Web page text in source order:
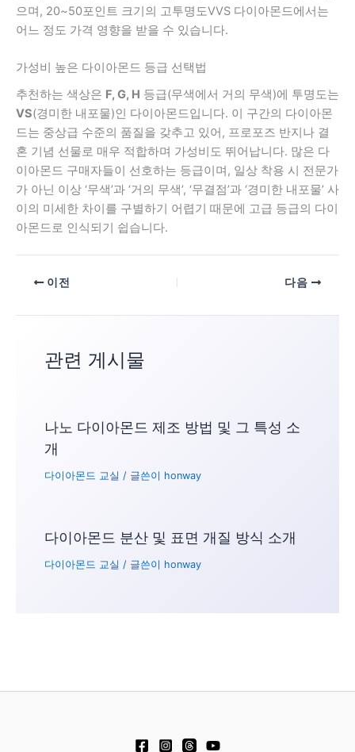
으며, 20~50포인트 크기의 고투명도VVS 다이아몬드에서는
어느 정도 가격 영향을 받을 수 있습니다.
가성비 높은 다이아몬드 등급 선택법
추천하는 색상은 F, G, H 등급(무색에서 거의 무색)에 투명도는
VS(경미한 내포물)인 다이아몬드입니다. 이 구간의 다이아몬
드는 중상급 수준의 품질을 갖추고 있어, 프로포즈 반지나 결
혼 기념 선물로 매우 적합하며 가성비도 뛰어납니다. 많은 다
이아몬드 구매자들이 선호하는 등급이며, 일상 착용 시 전문가
가 아닌 이상 ‘무색’과 ‘거의 무색’, ‘무결점’과 ‘경미한 내포물’ 사
이의 미세한 차이를 구별하기 어렵기 때문에 고급 등급의 다이
아몬드로 인식되기 쉽습니다.
이전 다음
관련 게시물
나노 다이아몬드 제조 방법 및 그 특성 소
개
다이아몬드 교실 / 글쓴이 honway
다이아몬드 분산 및 표면 개질 방식 소개
다이아몬드 교실 / 글쓴이 honway